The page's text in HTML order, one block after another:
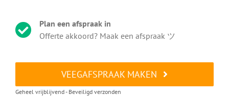
Plan een afspraak in
Offerte akkoord? Maak een afspraak ツ
VEEGAFSPRAAK MAKEN
Geheel vrijblijvend - Beveiligd verzonden